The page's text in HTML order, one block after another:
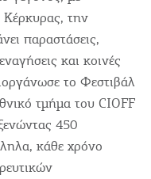
την
παραστάσεις,
και κοινές
το Φεστιβάλ
τμήμα του CIOFF
450
κάθε χρόνο